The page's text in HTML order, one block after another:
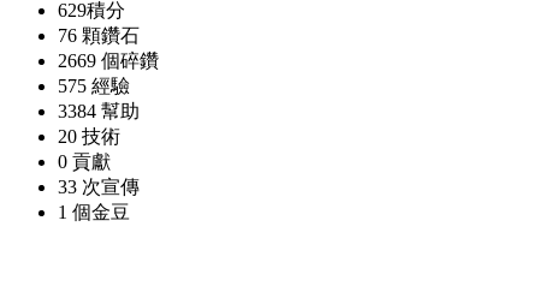
629積分
76 顆鑽石
2669 個碎鑽
575 經驗
3384 幫助
20 技術
0 貢獻
33 次宣傳
1 個金豆